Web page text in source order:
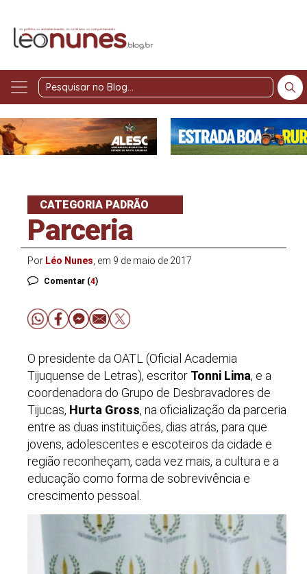
Pesquisar
Blog
CATEGORIA PADRÃO
Parceria
Por Léo Nunes , em 9 de maio de 2017
Comentar (4)
O presidente da OATL (Oficial Academia
Tijuquense de Letras), escritor Tonni Lima, e a
coordenadora do Grupo de Desbravadores de
Tijucas, Hurta Gross, na oficialização da parceria
entre as duas instituições, dias atrás, para que
jovens, adolescentes e escoteiros da cidade e
região reconheçam, cada vez mais, a cultura e a
educação como forma de sobrevivência e
crescimento pessoal.